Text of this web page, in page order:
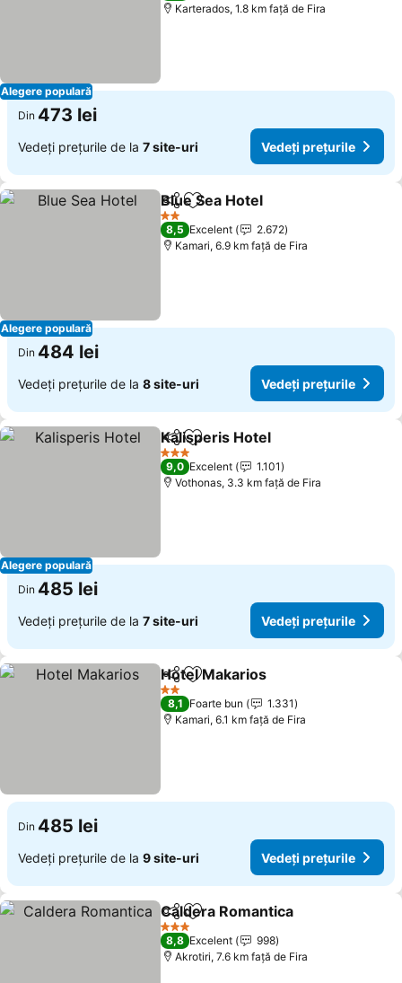
Alegere populară
Karterados, 1.8 km faţă de Fira
Din 473 lei
Vedeți prețurile de la 7 site-uri Vedeți prețurile
Alegere populară
DistribuițiAdăugaţi la favorite
Blue Sea Hotel
2 Stele
8,5 Excelent
2.672
Kamari, 6.9 km faţă de Fira
Din 484 lei
Vedeți prețurile de la 8 site-uri Vedeți prețurile
Alegere populară
DistribuițiAdăugaţi la favorite
Kalisperis Hotel
3 Stele
9,0 Excelent
1.101
Vothonas, 3.3 km faţă de Fira
Din 485 lei
Vedeți prețurile de la 7 site-uri Vedeți prețurile
DistribuițiAdăugaţi la favorite
Hotel Makarios
2 Stele
8,1 Foarte bun
1.331
Kamari, 6.1 km faţă de Fira
Din 485 lei
Vedeți prețurile de la 9 site-uri Vedeți prețurile
DistribuițiAdăugaţi la favorite
Caldera Romantica
3 Stele
8,8 Excelent
998
Akrotiri, 7.6 km faţă de Fira